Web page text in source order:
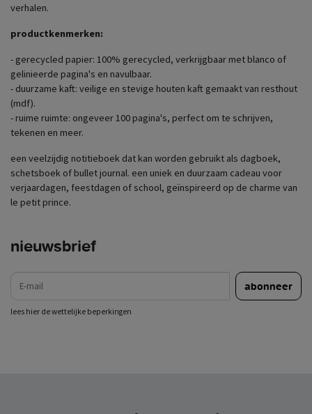
verhalen.
productkenmerken:
- gerecycled papier: 100% gerecycled, verkrijgbaar met blanco of
gelinieerde pagina's en navulbaar.
- duurzame kaft: veilige en stevige houten kaft gemaakt van resthout
(mdf).
- ruime ruimte: ongeveer 100 pagina's, perfect om te schrijven,
tekenen en meer.
een veelzijdig notitieboek dat kan worden gebruikt als dagboek,
schetsboek of bullet journal. een uniek en duurzaam cadeau voor
verjaardagen, feestdagen of school, geïnspireerd op de charme van
le petit prince.
nieuwsbrief
abonneer
lees hier de wettelijke beperkingen